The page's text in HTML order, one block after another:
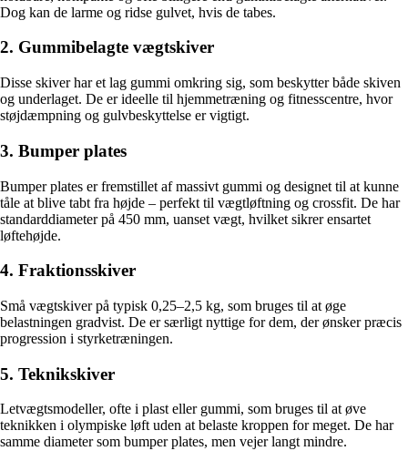
Dog kan de larme og ridse gulvet, hvis de tabes.
2. Gummibelagte vægtskiver
Disse skiver har et lag gummi omkring sig, som beskytter både skiven
og underlaget. De er ideelle til hjemmetræning og fitnesscentre, hvor
støjdæmpning og gulvbeskyttelse er vigtigt.
3. Bumper plates
Bumper plates er fremstillet af massivt gummi og designet til at kunne
tåle at blive tabt fra højde – perfekt til vægtløftning og crossfit. De har
standarddiameter på 450 mm, uanset vægt, hvilket sikrer ensartet
løftehøjde.
4. Fraktionsskiver
Små vægtskiver på typisk 0,25–2,5 kg, som bruges til at øge
belastningen gradvist. De er særligt nyttige for dem, der ønsker præcis
progression i styrketræningen.
5. Teknikskiver
Letvægtsmodeller, ofte i plast eller gummi, som bruges til at øve
teknikken i olympiske løft uden at belaste kroppen for meget. De har
samme diameter som bumper plates, men vejer langt mindre.